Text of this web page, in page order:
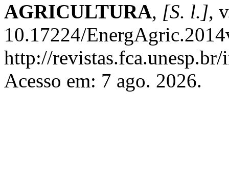
AGRICULTURA, [S. l.],
10.17224/
http://
Acesso em: 7 ago. 2026.